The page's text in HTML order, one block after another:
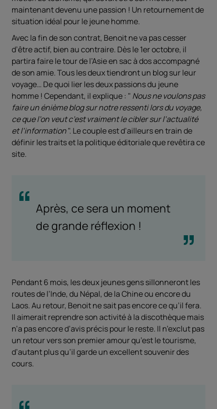
maintenant devenu une passion ! Un retournement de
situation idéal pour le jeune homme.
Avec la fin de son contrat, Benoit ne va pas cesser
d’être actif, bien au contraire. Dès le 1er octobre, il
partira faire le tour de l’Asie en sac à dos accompagné
de son amie. Tous les deux tiendront un blog sur leur
voyage… De quoi lier les deux passions du jeune
homme ! Cependant, il explique : " Nous ne voulons pas
faire un énième blog sur notre ressenti lors du voyage,
ce que l’on veut c’est vraiment le cibler sur l’actualité
et l’information". Le couple est d’ailleurs en train de
définir les traits et la politique éditoriale que revêtira ce
site.
Après, ce sera un moment
de grande réflexion !
Pendant 6 mois, les deux jeunes gens sillonneront les
routes de l’Inde, du Népal, de la Chine ou encore du
Laos. Au retour, Benoit ne sait pas encore ce qu’il fera.
Il aimerait reprendre son activité à la discothèque mais
n’a pas encore d’avis précis pour le reste. Il n’exclut pas
un retour vers son premier amour qu’est le tourisme,
d’autant plus qu’il garde un excellent souvenir des
cours.